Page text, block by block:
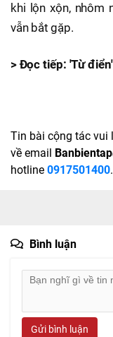
khi lộn xộn, nhôm
vẫn bắt gặp.
> Đọc tiếp: 'Từ
Tin bài cộng tác vui
về email
hotline 0917501400.
Bình luận
Gửi bình luận